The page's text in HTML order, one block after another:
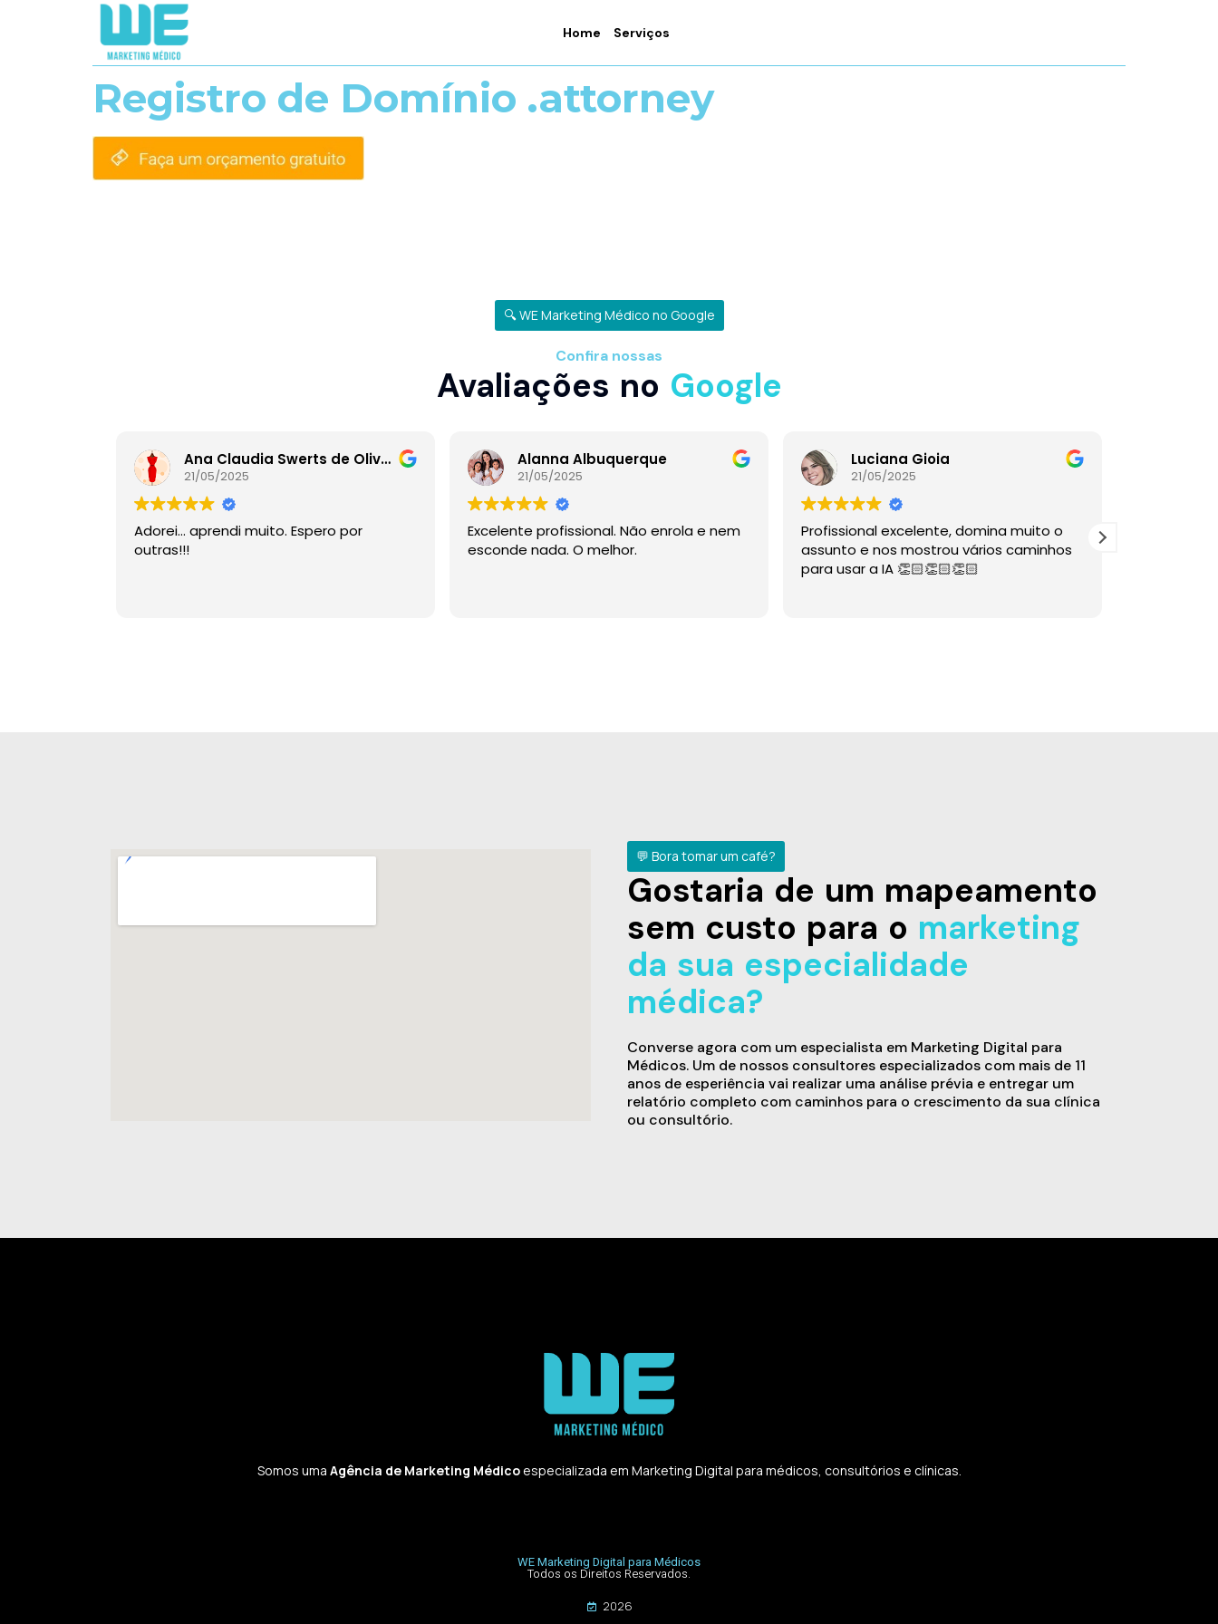
Home Serviços
Registro de Domínio .attorney
🔍 WE Marketing Médico no Google
Confira nossas
Avaliações no Google
Ana Claudia Swerts de Oliveira
21/05/2025
Adorei… aprendi muito. Espero por
outras!!!
Alanna Albuquerque
21/05/2025
Excelente profissional. Não enrola e nem
esconde nada. O melhor.
Luciana Gioia
21/05/2025
Profissional excelente, domina muito o
assunto e nos mostrou vários caminhos
para usar a IA 👏🏻👏🏻👏🏻
💬 Bora tomar um café?
Gostaria de um mapeamento
sem custo para o marketing
da sua especialidade
médica?
Converse agora com um especialista em Marketing Digital para
Médicos. Um de nossos consultores especializados com mais de 11
anos de esperiência vai realizar uma análise prévia e entregar um
relatório completo com caminhos para o crescimento da sua clínica
ou consultório.
Somos uma Agência de Marketing Médicoespecializada em Marketing Digital para médicos, consultórios e clínicas.
WE Marketing Digital para Médicos
Todos os Direitos Reservados.
2026